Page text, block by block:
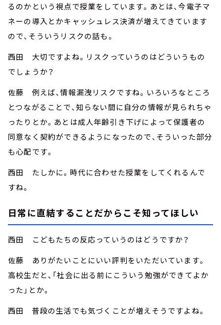
るのかという視点で授業をしています。あとは、今電子マ
ネーの導入とかキャッシュレス決済が増えてきています
ので、そういうリスクの話も。
西田 大切ですよね。リスクっていうのはどういうもの
でしょうか？
佐藤 例えば、情報漏洩リスクですね。いろいろなところ
とつながることで、知らない間に自分の情報が見られちゃ
ったりとか。あとは成人年齢引き下げによって保護者の
同意なく契約ができるようになったので、そういった部分
も心配です。
西田 たしかに。時代に合わせた授業をしてくれるんで
すね。
日常に直結することだからこそ知ってほしい
西田 こどもたちの反応っていうのはどうですか？
佐藤 ありがたいことにいい評判をいただいています。
高校生だと、「社会に出る前にこういう勉強ができてよか
った」とか。
西田 普段の生活でも気づくことが増えそうですよね。